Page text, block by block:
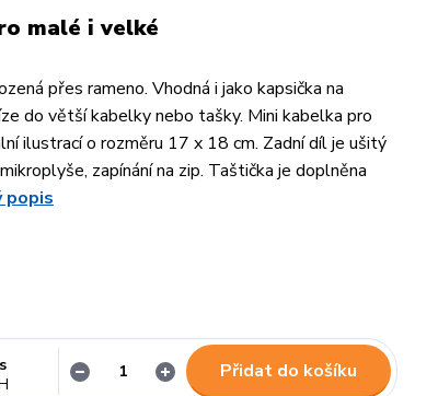
malé i velké
přes rameno. Vhodná i jako kapsička na
do větší kabelky nebo tašky. Mini kabelka pro
ilustrací o rozměru 17 x 18 cm. Zadní díl je ušitý
zapínání na zip. Taštička je doplněna
popis
Přidat do košíku